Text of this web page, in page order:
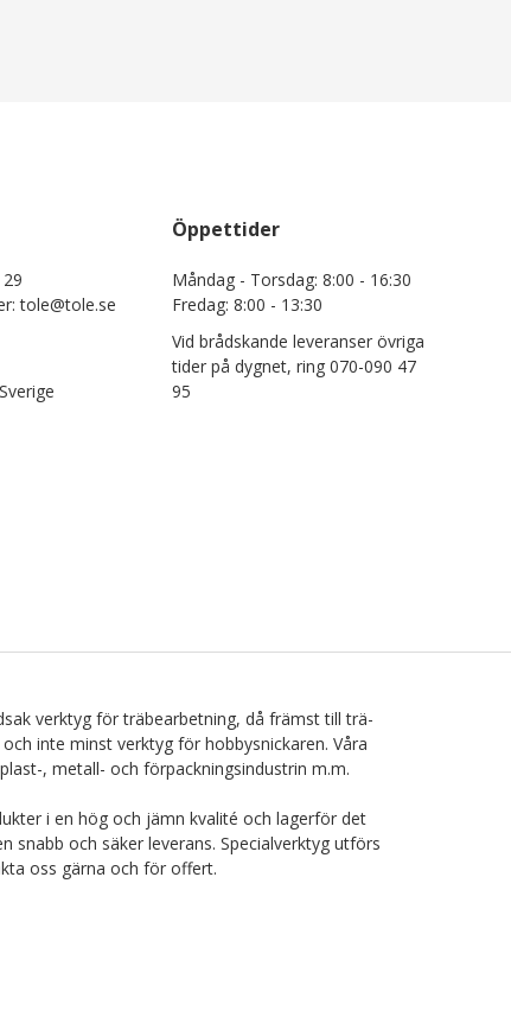
tole@tole.se
Öppettider
Måndag - Torsdag: 8:00 - 16:30
Fredag: 8:00 - 13:30
Vid brådskande leveranser övriga
tider på dygnet, ring 070-090 47
95
verktyg för träbearbetning, då främst till trä-
inte minst verktyg för hobbysnickaren. Våra
, metall- och förpackningsindustrin m.m.
i en hög och jämn kvalité och lagerför det
snabb och säker leverans. Specialverktyg utförs
oss gärna och för offert.